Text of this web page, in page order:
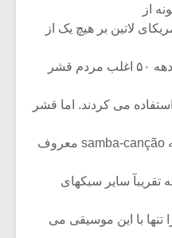
از
لاتین بر هیچ یک از
منتقدان پوشیده نیست. اواخر دهه ۵۰ اغلب مردم قشر
می کردند. اما قشر
جامعه به نوع خاصی بالاد که به samba-canção معروف
تقریبآ سایر سبکهای
با این موسیقی می